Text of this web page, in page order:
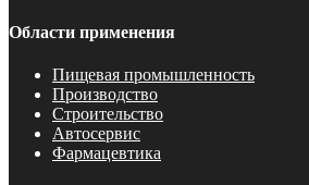
Области применения
Пищевая промышленность
Производство
Строительство
Автосервис
Фармацевтика